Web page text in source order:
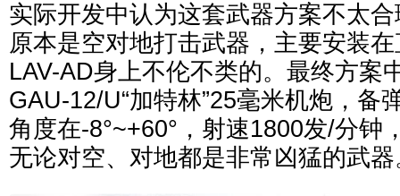
实际开发中认为这套武器方案不太
原本是空对地打击武器，主要安装
LAV-AD身上不伦不类的。最终方案
GAU-12/U“加特林”25毫米机炮，备
角度在-8°~+60°，射速1800发/分钟
无论对空、对地都是非常凶猛的武器